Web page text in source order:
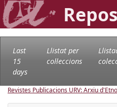
Last
15
days
Llistat per
col·leccions
Revistes Publicacions URV: Arxiu